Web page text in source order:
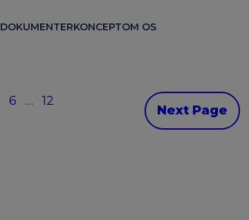
DOKUMENTERKONCEPTOM OS
6 … 12
Next Page